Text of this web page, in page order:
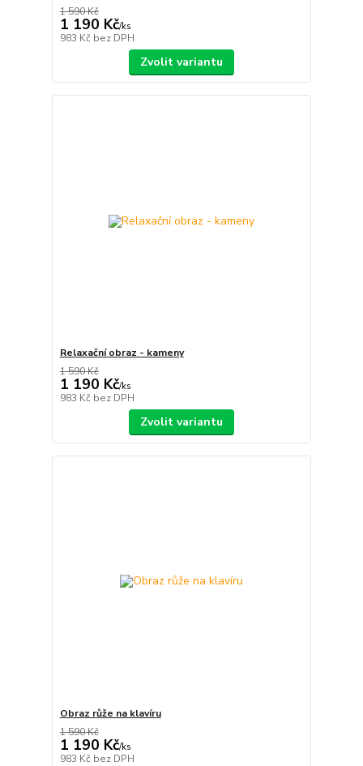
1 590 Kč
1 190 Kč/ks
983 Kč bez DPH
Zvolit variantu
Relaxační obraz - kameny
1 590 Kč
1 190 Kč/ks
983 Kč bez DPH
Zvolit variantu
Obraz růže na klavíru
1 590 Kč
1 190 Kč/ks
983 Kč bez DPH